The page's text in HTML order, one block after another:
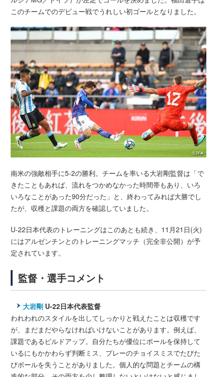
このチームでのデビュー戦でうれしい初ゴールとなりました。
南米の強敵相手に5-2の勝利。チームを率いる大岩剛監督は「で
きたこともあれば、流れをつかめなかった時間帯もあり、いろ
いろなことがあった90分だった」と、終わってみれば大勝でし
たが、収穫と課題の両方を確認していました。
U-22日本代表のトレーニングはこのあとも続き、11月21日(火)
にはアルゼンチンとのトレーニングマッチ（完全非公開）が予
定されています。
監督・選手コメント
大岩剛 U-22日本代表監督
われわれのスタイルを出してしっかりと戦えたことは収穫です
が、まだまだやらなければいけないことがあります。例えば、
課題であるビルドアップ。自分たちが優位にボールを保持して
いるにもかかわらず判断ミス、プレーのチョイスミスでたびた
びボールを失うことがありました。個人的な問題とチームの構